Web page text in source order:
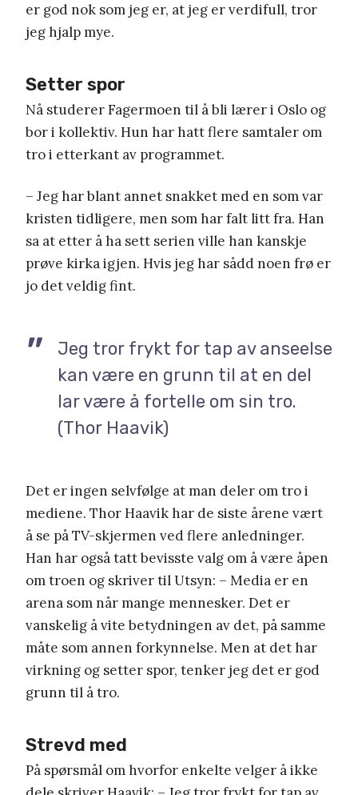
er god nok som jeg er, at jeg er verdifull, tror
jeg hjalp mye.
Setter spor
Nå studerer Fagermoen til å bli lærer i Oslo og
bor i kollektiv. Hun har hatt flere samtaler om
tro i etterkant av programmet.
– Jeg har blant annet snakket med en som var
kristen tidligere, men som har falt litt fra. Han
sa at etter å ha sett serien ville han kanskje
prøve kirka igjen. Hvis jeg har sådd noen frø er
jo det veldig fint.
Jeg tror frykt for tap av anseelse
kan være en grunn til at en del
lar være å fortelle om sin tro.
(Thor Haavik)
Det er ingen selvfølge at man deler om tro i
mediene. Thor Haavik har de siste årene vært
å se på TV-skjermen ved flere anledninger.
Han har også tatt bevisste valg om å være åpen
om troen og skriver til Utsyn: – Media er en
arena som når mange mennesker. Det er
vanskelig å vite betydningen av det, på samme
måte som annen forkynnelse. Men at det har
virkning og setter spor, tenker jeg det er god
grunn til å tro.
Strevd med
På spørsmål om hvorfor enkelte velger å ikke